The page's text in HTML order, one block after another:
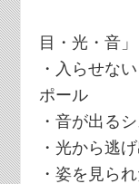
目・光・音」
・入らせな
ポール
・音が出る
・光から逃
・姿を見ら